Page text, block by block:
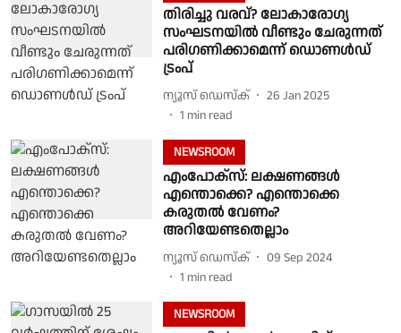
തിരിച്ചു വരവ്? ലോകാരോഗ്യ
സംഘടനയിൽ വീണ്ടും ചേരുന്നത്
പരിഗണിക്കാമെന്ന് ഡൊണൾഡ്
ട്രംപ്
ന്യൂസ് ഡെസ്ക്
26 Jan 2025
1 min read
NEWSROOM
എംപോക്സ്: ലക്ഷണങ്ങൾ
എന്തൊക്കെ? എന്തൊക്കെ
കരുതല്‍ വേണം?
അറിയേണ്ടതെല്ലാം
ന്യൂസ് ഡെസ്ക്
09 Sep 2024
1 min read
NEWSROOM